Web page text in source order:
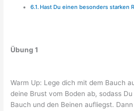
Hast Du einen besonders starken
Übung 1
Warm Up: Lege dich mit dem Bauch
deine Brust vom Boden ab, sodass
Bauch und den Beinen aufliegst.